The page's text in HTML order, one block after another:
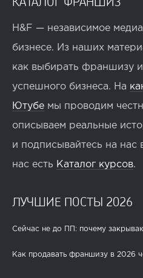
H&F — независимое
бизнесе. Из наших
как выбирать франшизу
успешного бизнеса. На
Ютубе мы проводим
описываем реальные
и подписывайтесь на нас
нас есть Каталог курсов.
ЛУЧШИЕ ПОСТЫ 2026
Сейчас не до ПП: почему
Как продавать франшизу в 2026